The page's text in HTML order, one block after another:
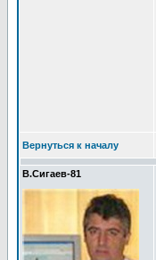
Вернуться к началу
В.Сигаев-81